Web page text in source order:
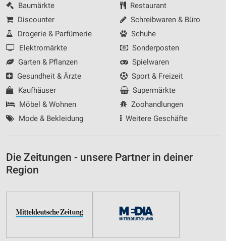
Baumärkte
Discounter
Drogerie & Parfümerie
Elektromärkte
Garten & Pflanzen
Gesundheit & Ärzte
Kaufhäuser
Möbel & Wohnen
Mode & Bekleidung
Restaurant
Schreibwaren & Büro
Schuhe
Sonderposten
Spielwaren
Sport & Freizeit
Supermärkte
Zoohandlungen
Weitere Geschäfte
Die Zeitungen - unsere Partner in deiner
Region